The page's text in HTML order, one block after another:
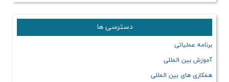
دسترسی ها
برنامه عملیاتی
آموزش بین المللی
همکاری های بین المللی